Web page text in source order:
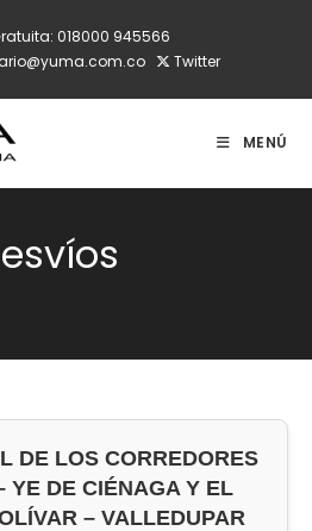
018000 945566
Twitter
MENÚ
DE LOS CORREDORES
YE DE CIÉNAGA Y EL
– VALLEDUPAR